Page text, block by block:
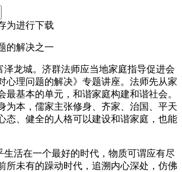
为进行下载
的解决之一
泽龙城。济群法师应当地家庭指导促进会
心理问题的解决》专题讲座。法师先从家
最基本的单元，和谐家庭构建和谐社会。
为本，儒家主张修身、齐家、治国、平天
态、健全的人格可以建设和谐家庭，也能
活在一个最好的时代，物质可谓应有尽
所未有的躁动时代，追溯内心深处，仿佛